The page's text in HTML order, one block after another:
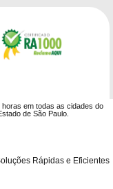
horas em todas as cidades do
de São Paulo.
Rápidas e Eficientes